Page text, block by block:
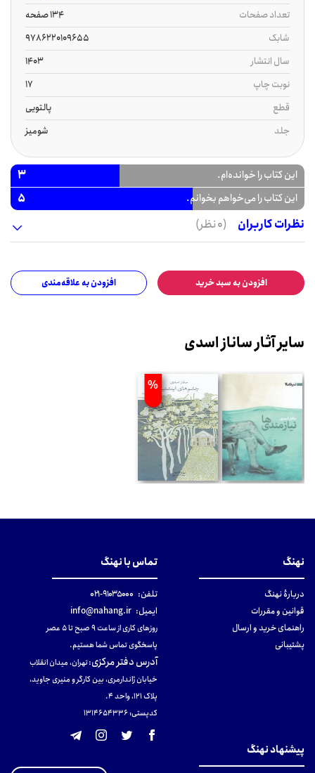
تعداد صفحات
134 صفحه
شابک
9786220109655
سال انتشار
1403
نوبت چاپ
17
قطع
پالتویی
جلد
شومیز
این کتاب را خوانده‌ام. 3
این کتاب را می‌خواهم بخوانم.
5
نظرات کاربران
(0 نظر)
افزودن به سبد خرید افزودن به علاقه‌مندی
سایر آثار ساناز اسدی
%
نهنگ
دربارهٔ نهنگ
قوانین و مقررات
راهنمای خرید و ارسال
پشتیبانی
تماس با نهنگ
تلفن: ۹۱۰۳۵۰۰۰-۰۲۱
ایمیل: info@nahang.ir
روزهای کاری از ساعت ۹ صبح تا ۵ عصر
پاسخگوی تماس شما هستیم.
آدرس دفتر مرکزی:تهران، میدان انقلاب
خیابان ژاندارمری، بین کارگر و منیری جاوید،
پلاک 121، واحد ۴.
کدپستی: 131465433۶
پیشنهاد نهنگ